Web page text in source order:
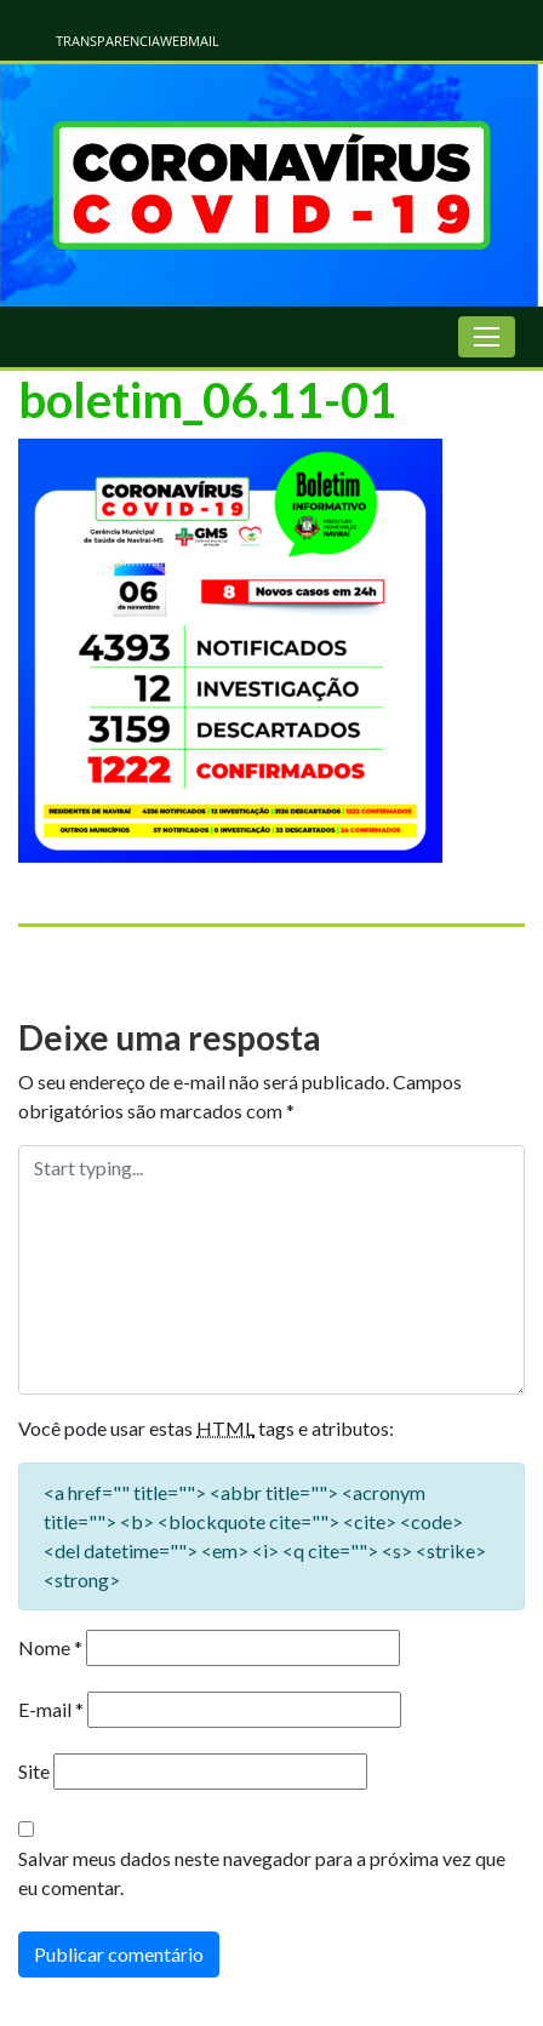
TRANSPARENCIAWEBMAIL
boletim_06.11-01
Deixe uma resposta
O seu endereço de e-mail não será publicado.Campos
obrigatórios são marcados com*
Você pode usar estas HTMLtags e atributos:
<a href="" title=""> <abbr title=""> <acronym
title=""> <b> <blockquote cite=""> <cite> <code>
<del datetime=""> <em> <i> <q cite=""> <s> <strike>
<strong>
Nome*
E-mail*
Site
Salvar meus dados neste navegador para a próxima vez que
eu comentar.